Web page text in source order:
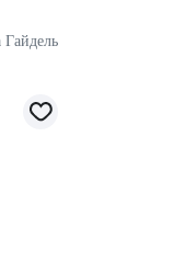
Гайдель